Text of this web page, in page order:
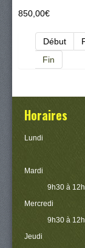
850,00‎€
Début
Fin
Horaires
Lundi
Mardi
9h30 à
Mercredi
9h30 à
Jeudi